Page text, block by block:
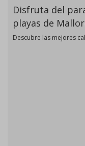
Disfruta del
playas de
Descubre las mejores